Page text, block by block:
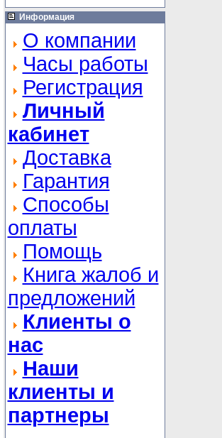
Информация
О компании
Часы работы
Регистрация
Личный
кабинет
Доставка
Гарантия
Способы
оплаты
Помощь
Книга жалоб и
предложений
Клиенты о
нас
Наши
клиенты и
партнеры